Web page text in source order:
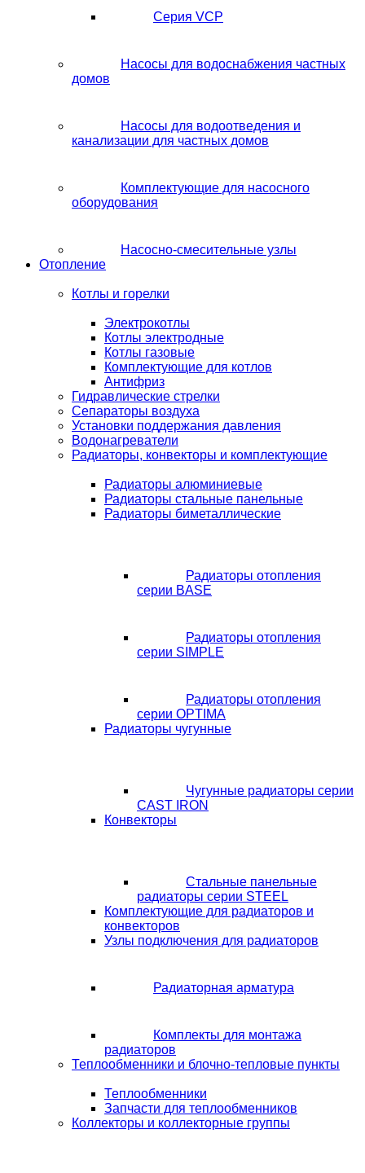
Серия VCP
Насосы для водоснабжения частных
домов
Насосы для водоотведения и
канализации для частных домов
Комплектующие для насосного
оборудования
Насосно-смесительные узлы
Отопление
Котлы и горелки
Электрокотлы
Котлы электродные
Котлы газовые
Комплектующие для котлов
Антифриз
Гидравлические стрелки
Сепараторы воздуха
Установки поддержания давления
Водонагреватели
Радиаторы, конвекторы и комплектующие
Радиаторы алюминиевые
Радиаторы стальные панельные
Радиаторы биметаллические
Радиаторы отопления
серии BASE
Радиаторы отопления
серии SIMPLE
Радиаторы отопления
серии OPTIMA
Радиаторы чугунные
Чугунные радиаторы серии
CAST IRON
Конвекторы
Стальные панельные
радиаторы серии STEEL
Комплектующие для радиаторов и
конвекторов
Узлы подключения для радиаторов
Радиаторная арматура
Комплекты для монтажа
радиаторов
Теплообменники и блочно-тепловые пункты
Теплообменники
Запчасти для теплообменников
Коллекторы и коллекторные группы